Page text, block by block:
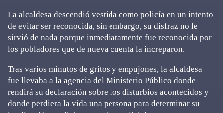
La alcaldesa descendió vestida como policía en un intento
de evitar ser reconocida, sin embargo, su disfraz no le
sirvió de nada porque inmediatamente fue reconocida por
los pobladores que de nueva cuenta la increparon.
Tras varios minutos de gritos y empujones, la alcaldesa
fue llevaba a la agencia del Ministerio Público donde
rendirá su declaración sobre los disturbios acontecidos y
donde perdiera la vida una persona para determinar su